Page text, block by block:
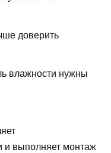
доверить
влажности нужны
и выполняет монтаж